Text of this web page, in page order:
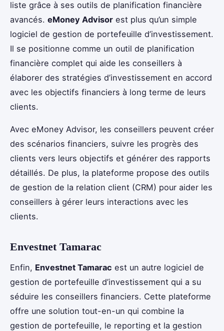
liste grâce à ses outils de planification financière
avancés. eMoney Advisor est plus qu’un simple
logiciel de gestion de portefeuille d’investissement.
Il se positionne comme un outil de planification
financière complet qui aide les conseillers à
élaborer des stratégies d’investissement en accord
avec les objectifs financiers à long terme de leurs
clients.
Avec eMoney Advisor, les conseillers peuvent créer
des scénarios financiers, suivre les progrès des
clients vers leurs objectifs et générer des rapports
détaillés. De plus, la plateforme propose des outils
de gestion de la relation client (CRM) pour aider les
conseillers à gérer leurs interactions avec les
clients.
Envestnet Tamarac
Enfin, Envestnet Tamarac est un autre logiciel de
gestion de portefeuille d’investissement qui a su
séduire les conseillers financiers. Cette plateforme
offre une solution tout-en-un qui combine la
gestion de portefeuille, le reporting et la gestion